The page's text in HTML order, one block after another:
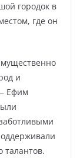
городок в
где он
и
Ефим
талантов.